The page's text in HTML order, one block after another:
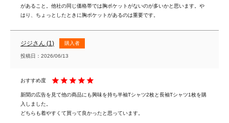
があること。他社の同じ価格帯では胸ポケットがないのが多いかと思います。や
はり、ちょっとしたときに胸ポケットがあるのは重要です。
ジジ 1 購入者
投稿日 2026/06/13
新聞の広告を見て他の商品にも興味を持ち半袖Tシャツ2枚と長袖Tシャツ1枚を購
入しました。
どちらも着やすくて買って良かったと思っています。